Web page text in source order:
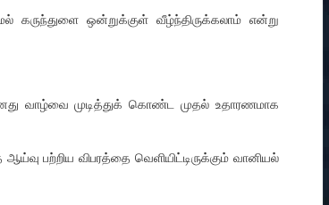
கருந்துளை ஒன்றுக்குள் வீழ்ந்திருக்கலாம் என்று
வாழ்வை முடித்துக் கொண்ட முதல் உதாரணமாக
பற்றிய விபரத்தை வெளியிட்டிருக்கும் வானியல்